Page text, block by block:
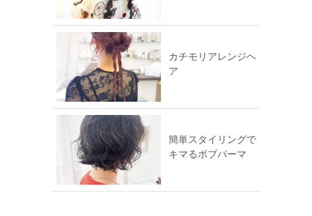
カチモリアレンジヘ
ア
簡単スタイリングで
キマるボブパーマ